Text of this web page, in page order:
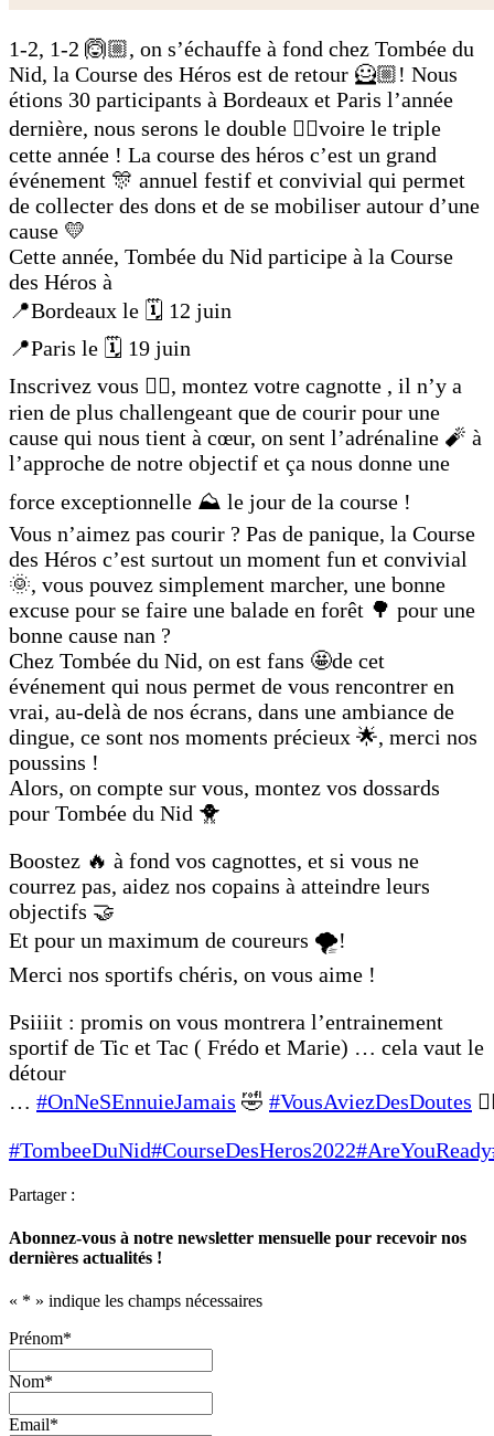
1-2, 1-2 🙆🏼, on s’échauffe à fond chez Tombée du
Nid, la Course des Héros est de retour 🦸🏼! Nous
étions 30 participants à Bordeaux et Paris l’année
dernière, nous serons le double ✌🏾voire le triple
cette année ! La course des héros c’est un grand
événement 🎊 annuel festif et convivial qui permet
de collecter des dons et de se mobiliser autour d’une
cause 💛
Cette année, Tombée du Nid participe à la Course
des Héros à
📍Bordeaux le 🗓 12 juin
📍Paris le 🗓 19 juin
Inscrivez vous 🏃‍♂️, montez votre cagnotte , il n’y a
rien de plus challengeant que de courir pour une
cause qui nous tient à cœur, on sent l’adrénaline 🧨 à
l’approche de notre objectif et ça nous donne une
force exceptionnelle ⛰ le jour de la course !
Vous n’aimez pas courir ? Pas de panique, la Course
des Héros c’est surtout un moment fun et convivial
🌞, vous pouvez simplement marcher, une bonne
excuse pour se faire une balade en forêt 🌳 pour une
bonne cause nan ?
Chez Tombée du Nid, on est fans 🤩de cet
événement qui nous permet de vous rencontrer en
vrai, au-delà de nos écrans, dans une ambiance de
dingue, ce sont nos moments précieux 🌟, merci nos
poussins !
Alors, on compte sur vous, montez vos dossards
pour Tombée du Nid 🐥
Boostez 🔥 à fond vos cagnottes, et si vous ne
courrez pas, aidez nos copains à atteindre leurs
objectifs 🤝
Et pour un maximum de coureurs 🌪!
Merci nos sportifs chéris, on vous aime !
Psiiiit : promis on vous montrera l’entrainement
sportif de Tic et Tac ( Frédo et Marie) … cela vaut le
détour
… #OnNeSEnnuieJamais 🤣 #VousAviezDesDoutes
#TombeeDuNid#CourseDesHeros2022#AreYouReady
Partager :
Abonnez-vous à notre newsletter mensuelle pour recevoir nos
dernières actualités !
« * » indique les champs nécessaires
Prénom*
Nom*
Email*